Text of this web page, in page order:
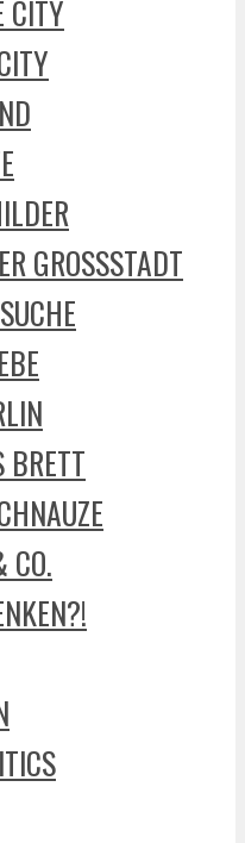
CITY
GROSSSTADT
BRETT
CO.